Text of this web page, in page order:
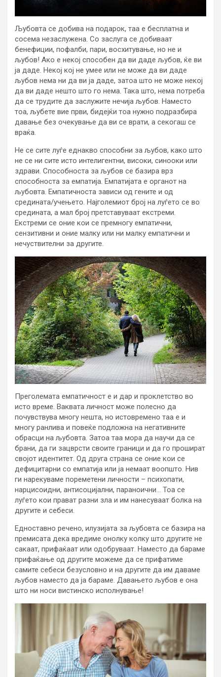
Љубовта се добива на подарок, таа е бесплатна и
сосема незаслужена. Со заслуга се добиваат
бенефиции, пофалби, пари, восхитување, но не и
љубов! Ако е некој способен да ви даде љубов, ќе ви
ја даде. Некој кој не умее или не може да ви даде
љубов нема ни да ви ја даде, затоа што не може некој
да ви даде нешто што го нема. Така што, нема потреба
да се трудите да заслужите нечија љубов. Наместо
тоа, љубете вие први, бидејќи тоа нужно подразбира
давање без очекување да ви се врати, а секогаш се
враќа.
Не се сите луѓе еднакво способни за љубов, како што
не се ни сите исто интелигентни, високи, синооки или
здрави. Способноста за љубов се базира врз
способноста за емпатија. Емпатијата е органот на
љубовта. Емпатичноста зависи од гените и од
средината/учењето. Најголемиот број на луѓето се во
средината, а мал број претставуваат екстреми.
Екстреми се оние кои се премногу емпатични,
сензитивни и оние малку или ни малку емпатични и
нечуствителни за другите.
Преголемата емпатичност е и дар и проклетство во
исто време. Ваквата личност може полесно да
почувствува многу нешта, но истовремено таа е и
многу ранлива и повеќе подложна на негативните
обрасци на љубовта. Затоа таа мора да научи да се
брани, да ги зацврсти своите граници и да го прошират
својот идентитет. Од друга страна се оние кои се
дефицитарни со емпатија или ја немаат воопшто. Нив
ги нарекуваме пореметени личности – психопати,
нарцисоидни, антисоцијални, параноични… Тоа се
луѓето кои прават разни зла и им нанесуваат болка на
другите и себеси.
Едноставно речено, илузијата за љубовта се базира на
премисата дека вредиме онолку колку што другите не
сакаат, прифаќаат или одобруваат. Наместо да бараме
прифаќање од другите можеме да се прифатиме
самите себеси безусловно и на другите да им даваме
љубов наместо да ја бараме. Давањето љубов е она
што ни носи вистинско исполнување!